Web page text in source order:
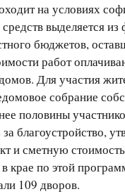
на условиях
выделяется из
бюджетов,
работ
Для участия
собрание
половины
благоустройство,
и сметную
крае по этой
109 дворов.